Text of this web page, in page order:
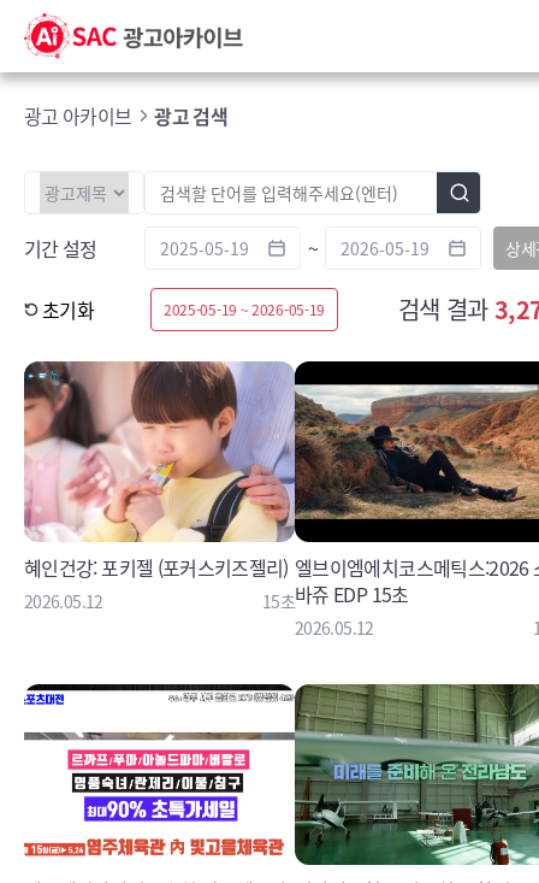
광고 아카이브 광고 검색
기간 설정 ~ 상
초기화 2025-05-19 ~ 2026-05-19 검색 결과
혜인건강: 포키젤 (포커스키즈젤리)
2026.05.12 15초
엘브이엠에치코스메틱스:2026
바쥬 EDP 15초
2026.05.12